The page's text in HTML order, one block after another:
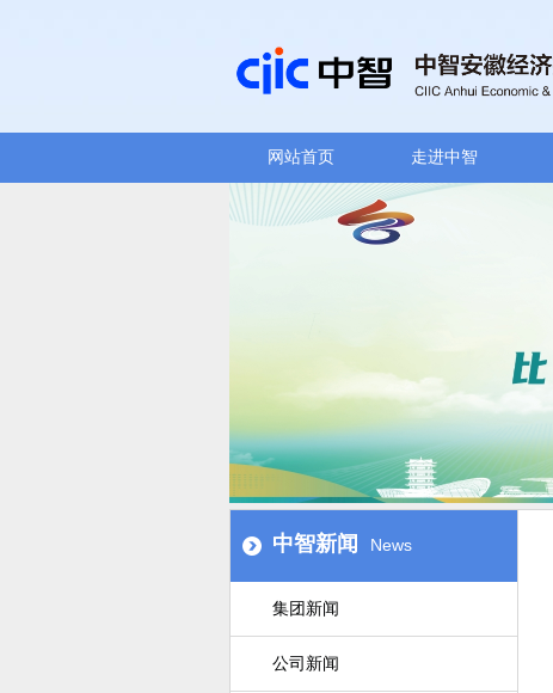
网站首页 走进中智
中智新闻 News
集团新闻
公司新闻